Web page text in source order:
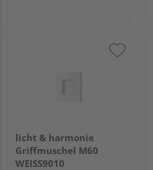
licht & harmonie
Griffmuschel M60
WEISS9010